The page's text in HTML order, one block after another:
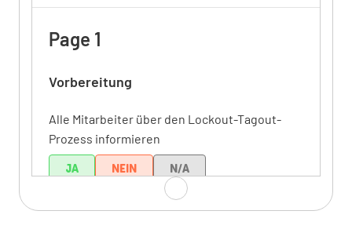
Page 1
Vorbereitung
Alle Mitarbeiter über den Lockout-Tagout-
Prozess informieren
JA NEIN N/A